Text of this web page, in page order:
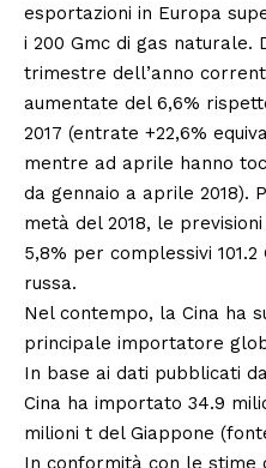
esportazioni in Europa
i 200 Gmc di gas naturale.
trimestre dell’anno
aumentate del 6,6%
2017 (entrate +22,6%
mentre ad aprile hanno
da gennaio a aprile 2018).
metà del 2018, le
5,8% per complessivi
russa.
Nel contempo, la Cina ha
principale importatore
In base ai dati pubblicati
Cina ha importato 34.9
milioni t del Giappone
In conformità con le stime